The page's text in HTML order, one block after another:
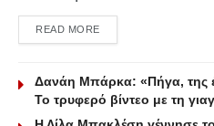
READ MOREDETAILS
Δανάη Μπάρκα: «Πήγα, της
Το τρυφερό βίντεο με τη